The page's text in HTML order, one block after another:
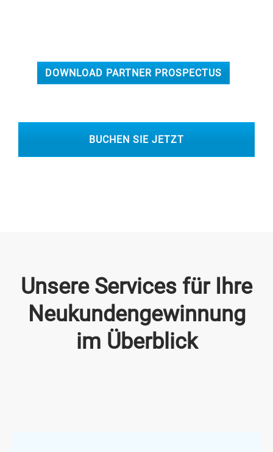
DOWNLOAD PARTNER PROSPECTUS
BUCHEN SIE JETZT
Unsere Services für Ihre
Neukundengewinnung
im Überblick